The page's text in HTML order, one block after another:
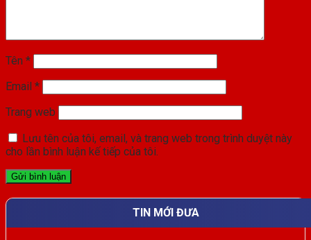
Tên *
Email *
Trang web
Lưu tên của tôi, email, và trang web trong trình duyệt này
cho lần bình luận kế tiếp của tôi.
TIN MỚI ĐƯA